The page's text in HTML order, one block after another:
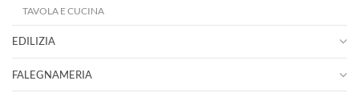
TAVOLA E CUCINA
EDILIZIA
FALEGNAMERIA